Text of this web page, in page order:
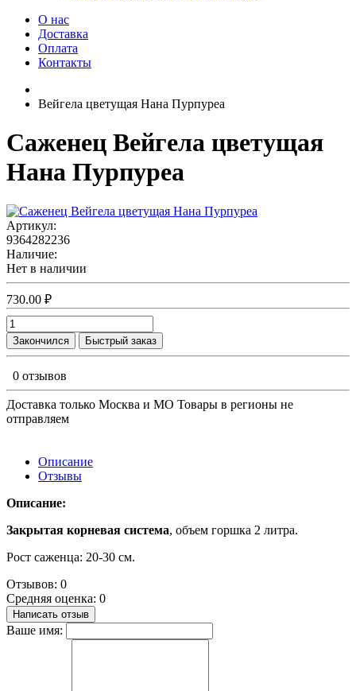
О нас
Доставка
Оплата
Контакты
Вейгела цветущая Нана Пурпуреа
Саженец Вейгела цветущая
Нана Пурпуреа
Артикул:
9364282236
Наличие:
Нет в наличии
730.00 ₽
Закончился Быстрый заказ
0 отзывов
Доставка только Москва и МО Товары в регионы не
отправляем
Описание
Отзывы
Описание:
Закрытая корневая система, объем горшка 2 литра.
Рост саженца: 20-30 см.
Отзывов: 0
Средняя оценка: 0
Написать отзыв
Ваше имя: